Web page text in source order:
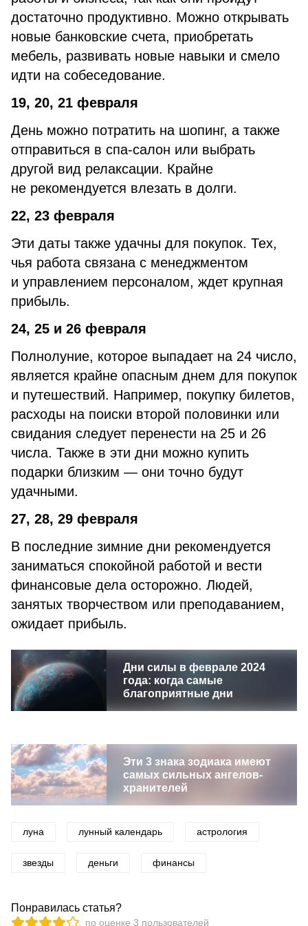
достаточно продуктивно. Можно открывать
новые банковские счета, приобретать
мебель, развивать новые навыки и смело
идти на собеседование.
19, 20, 21 февраля
День можно потратить на шопинг, а также
отправиться в спа-салон или выбрать
другой вид релаксации. Крайне
не рекомендуется влезать в долги.
22, 23 февраля
Эти даты также удачны для покупок. Тех,
чья работа связана с менеджментом
и управлением персоналом, ждет крупная
прибыль.
24, 25 и 26 февраля
Полнолуние, которое выпадает на 24 число,
является крайне опасным днем для покупок
и путешествий. Например, покупку билетов,
расходы на поиски второй половинки или
свидания следует перенести на 25 и 26
числа. Также в эти дни можно купить
подарки близким — они точно будут
удачными.
27, 28, 29 февраля
В последние зимние дни рекомендуется
заниматься спокойной работой и вести
финансовые дела осторожно. Людей,
занятых творчеством или преподаванием,
ожидает прибыль.
Дни силы в феврале 2024
года: когда самые
благоприятные дни
Эти 3 знака зодиака имеют
самых сильных ангелов-
хранителей
луна лунный календарь астрология
звезды деньги финансы
Понравилась статья?
по оценке 3 пользователей